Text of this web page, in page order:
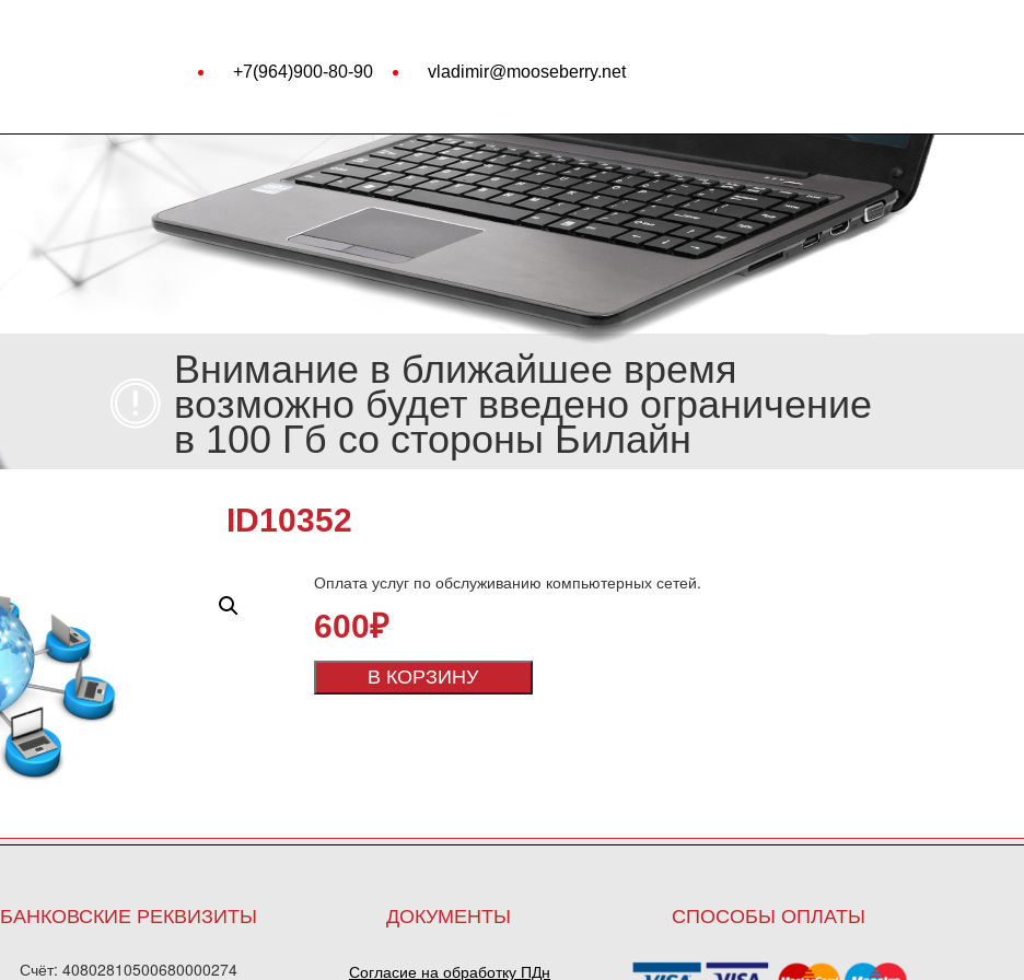
+7(964)900-80-90 vladimir@mooseberry.net
Внимание в ближайшее время
возможно будет введено ограничение
в 100 Гб со стороны Билайн
ID10352
Оплата услуг по обслуживанию компьютерных сетей.
600₽
В КОРЗИНУ
БАНКОВСКИЕ РЕКВИЗИТЫ
Счёт: 40802810500680000274
ДОКУМЕНТЫ
Согласие на обработку ПДн
СПОСОБЫ ОПЛАТЫ